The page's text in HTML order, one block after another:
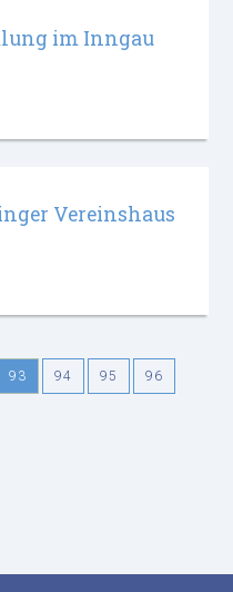
im Inngau
Vereinshaus
93 94 95 96